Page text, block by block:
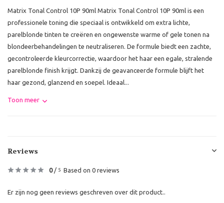
Matrix Tonal Control 10P 90ml Matrix Tonal Control 10P 90ml is een
professionele toning die speciaal is ontwikkeld om extra lichte,
parelblonde tinten te creëren en ongewenste warme of gele tonen na
blondeerbehandelingen te neutraliseren. De formule biedt een zachte,
gecontroleerde kleurcorrectie, waardoor het haar een egale, stralende
parelblonde finish krijgt. Dankzij de geavanceerde formule blijft het
haar gezond, glanzend en soepel. Ideaal...
Toon meer
Reviews
0/ 5 Based on 0 reviews
Er zijn nog geen reviews geschreven over dit product..